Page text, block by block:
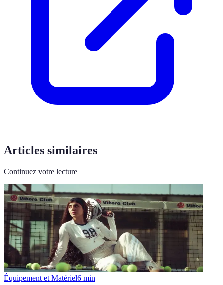
Articles similaires
Continuez votre lecture
Équipement et Matériel6 min